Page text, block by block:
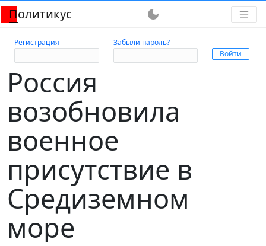
Политикус dark_mode
Регистрация Забыли пароль?
Россия
возобновила
военное
присутствие в
Средиземном
море